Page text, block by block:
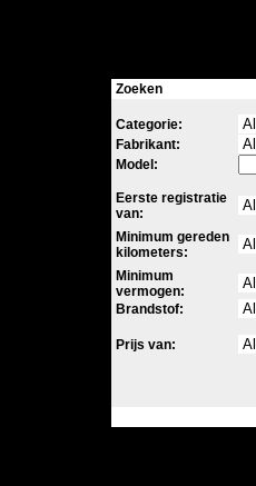
Zoeken
Categorie:
Fabrikant:
Model:
Eerste registratie
van:
Minimum gereden
kilometers:
Minimum
vermogen:
Brandstof:
Prijs van: